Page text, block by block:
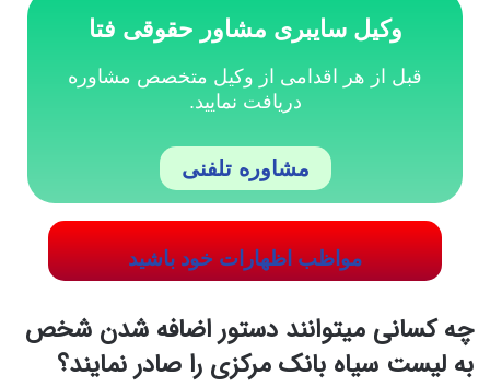
وکیل سایبری مشاور حقوقی فتا
قبل از هر اقدامی از وکیل متخصص مشاوره
دریافت نمایید.
مشاوره تلفنی
مواظب اظهارات خود باشید
چه کسانی میتوانند دستور اضافه شدن شخص
به لیست سیاه بانک مرکزی را صادر نمایند؟